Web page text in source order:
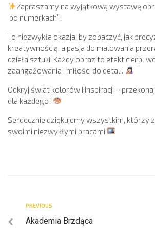
Zapraszamy na wyjątkową wystawę
po numerkach”!
To niezwykła okazja, by zobaczyć, jak
kreatywnością, a pasja do malowania
dzieła sztuki. Każdy obraz to efekt
zaangażowania i miłości do detali.
Odkryj świat kolorów i inspiracji –
dla każdego!
Serdecznie dziękujemy wszystkim, którzy
swoimi niezwykłymi pracami.
PREVIOUS
Akademia Brzdąca